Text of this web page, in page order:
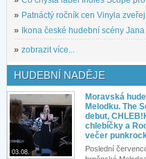
» Patnáctý ročník cen Vinyla
»
Ikona české hudební scény
» zobrazit více...
HUDEBNÍ NADĚJE
03.08.
Moravská
Melodku. The
debut,
chlebíčky a
večer
Poslední